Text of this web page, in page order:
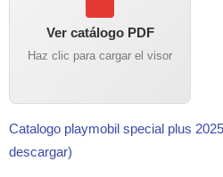
Ver catálogo PDF
Haz clic para cargar el visor
Catalogo playmobil special plus
descargar)